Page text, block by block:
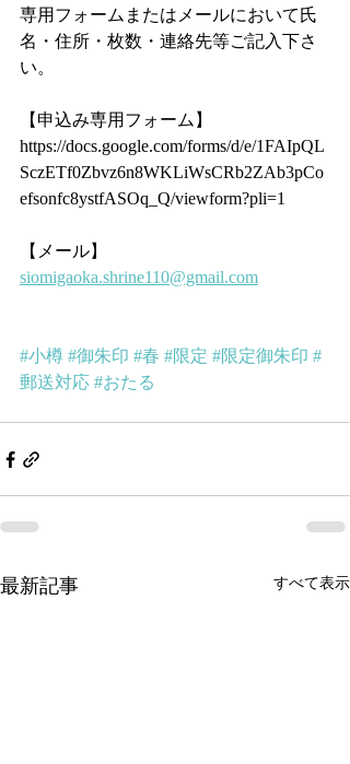
専用フォームまたはメールにおいて氏
名・住所・枚数・連絡先等ご記入下さ
い。
【申込み専用フォーム】
https://docs.google.com/forms/d/e/1FAIpQL
SczETf0Zbvz6n8WKLiWsCRb2ZAb3pCo
efsonfc8ystfASOq_Q/viewform?pli=1
【メール】
siomigaoka.shrine110@gmail.com
#小樽 #御朱印 #春 #限定 #限定御朱印 #
郵送対応 #おたる
最新記事 すべて表示